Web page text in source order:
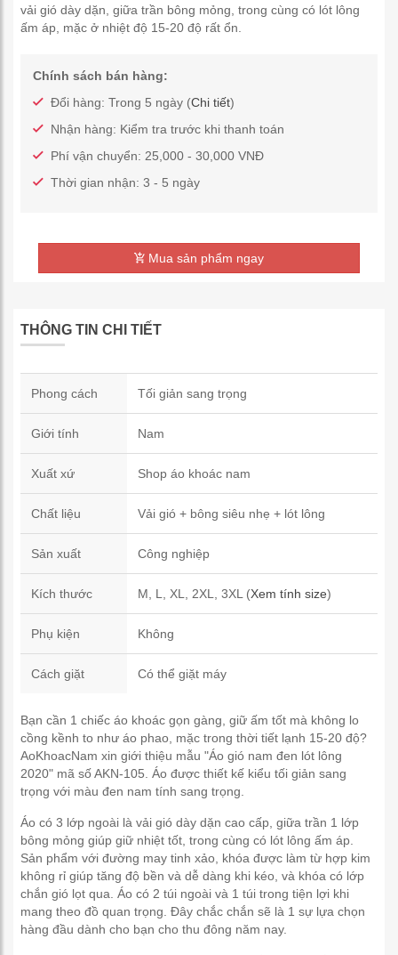
vải gió dày dặn, giữa trần bông mỏng, trong cùng có lót lông
ấm áp, mặc ở nhiệt độ 15-20 độ rất ổn.
Chính sách bán hàng:
Đổi hàng: Trong 5 ngày (Chi tiết)
Nhận hàng: Kiểm tra trước khi thanh toán
Phí vận chuyển: 25,000 - 30,000 VNĐ
Thời gian nhận: 3 - 5 ngày
Mua sản phẩm ngay
THÔNG TIN CHI TIẾT
Phong cách Tối giản sang trọng
Giới tính Nam
Xuất xứ Shop áo khoác nam
Chất liệu Vải gió + bông siêu nhẹ + lót lông
Sản xuất Công nghiệp
Kích thước M, L, XL, 2XL, 3XL (Xem tính size)
Phụ kiện Không
Cách giặt Có thể giặt máy
Bạn cần 1 chiếc áo khoác gọn gàng, giữ ấm tốt mà không lo
cồng kềnh to như áo phao, mặc trong thời tiết lạnh 15-20 độ?
AoKhoacNam xin giới thiệu mẫu "Áo gió nam đen lót lông
2020" mã số AKN-105. Áo được thiết kế kiểu tối giản sang
trọng với màu đen nam tính sang trọng.
Áo có 3 lớp ngoài là vải gió dày dặn cao cấp, giữa trần 1 lớp
bông mỏng giúp giữ nhiệt tốt, trong cùng có lót lông ấm áp.
Sản phẩm với đường may tinh xảo, khóa được làm từ hợp kim
không rỉ giúp tăng độ bền và dễ dàng khi kéo, và khóa có lớp
chắn gió lọt qua. Áo có 2 túi ngoài và 1 túi trong tiện lợi khi
mang theo đồ quan trọng. Đây chắc chắn sẽ là 1 sự lựa chọn
hàng đầu dành cho bạn cho thu đông năm nay.